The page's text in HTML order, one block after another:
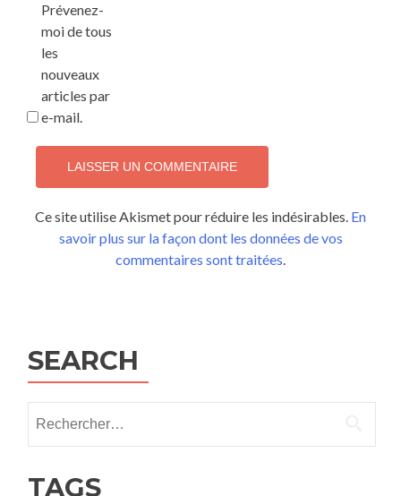
Prévenez-
moi de tous
les
nouveaux
articles par
e-mail.
Ce site utilise Akismet pour réduire les indésirables. En
savoir plus sur la façon dont les données de vos
commentaires sont traitées.
SEARCH
TAGS